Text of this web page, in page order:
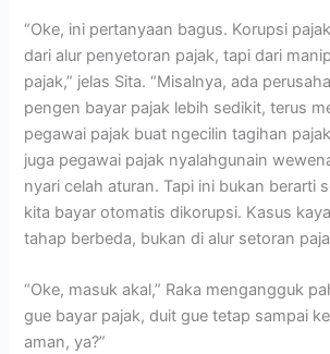
“Oke, ini pertanyaan bagus. Korupsi
dari alur penyetoran pajak, tapi dari
pajak,” jelas Sita. “Misalnya, ada
pengen bayar pajak lebih sedikit, terus
pegawai pajak buat ngecilin tagihan
juga pegawai pajak nyalahgunain
nyari celah aturan. Tapi ini bukan berarti
kita bayar otomatis dikorupsi. Kasus
tahap berbeda, bukan di alur setoran
“Oke, masuk akal,” Raka mengangguk
gue bayar pajak, duit gue tetap sampai
aman, ya?”